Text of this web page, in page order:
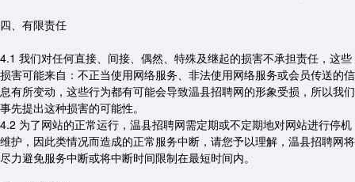
四、有限责任
4.1 我们对任何直接、间接、偶然、特殊及继起的损害不承担责任，这些
损害可能来自：不正当使用网络服务、非法使用网络服务或会员传送的信
息有所变动，这些行为都有可能会导致温县招聘网的形象受损，所以我们
事先提出这种损害的可能性。
4.2 为了网站的正常运行，温县招聘网需定期或不定期地对网站进行停机
维护，因此类情况而造成的正常服务中断，请您予以理解，温县招聘网将
尽力避免服务中断或将中断时间限制在最短时间内。